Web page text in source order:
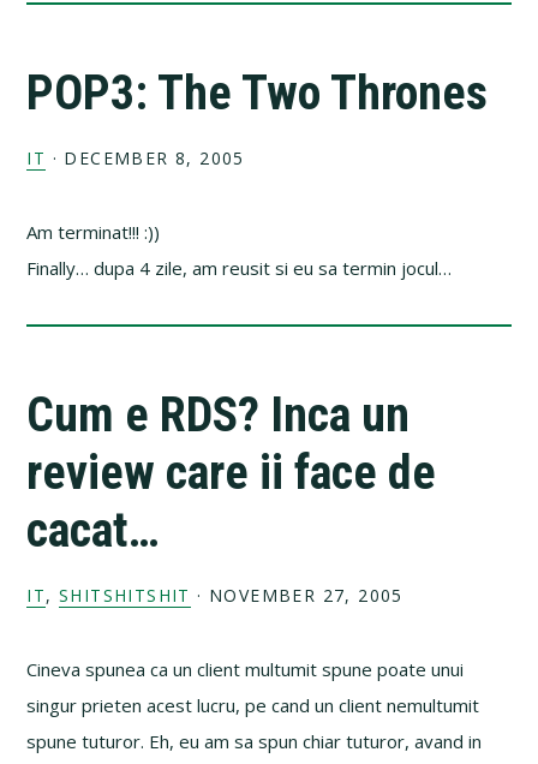
POP3: The Two Thrones
IT · DECEMBER 8, 2005
Am terminat!!! :))
Finally… dupa 4 zile, am reusit si eu sa termin jocul…
Cum e RDS? Inca un
review care ii face de
cacat…
IT,SHITSHITSHIT · NOVEMBER 27, 2005
Cineva spunea ca un client multumit spune poate unui
singur prieten acest lucru, pe cand un client nemultumit
spune tuturor. Eh, eu am sa spun chiar tuturor, avand in